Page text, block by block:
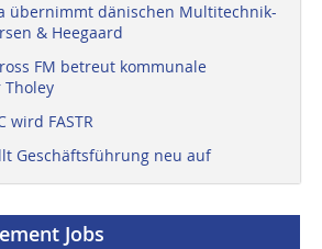
übernimmt dänischen Multitechnik-
& Heegaard
FM betreut kommunale
wird FASTR
Geschäftsführung neu auf
Jobs